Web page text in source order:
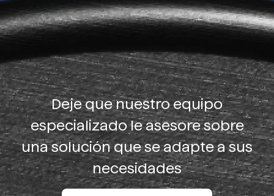
Deje que nuestro equipo
especializado le asesore sobre
una solución que se adapte a sus
necesidades